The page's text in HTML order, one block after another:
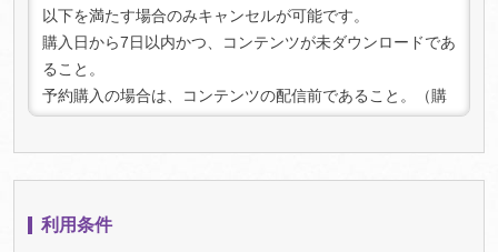
以下を満たす場合のみキャンセルが可能です。
購入日から7日以内かつ、コンテンツが未ダウンロードであ
ること。
予約購入の場合は、コンテンツの配信前であること。（購
入時点で予約であっても、配信後にダウンロードされた場
合はキャンセルできません）
とを確認の上、「マイページ」（
利用条件